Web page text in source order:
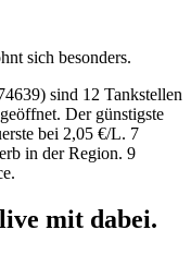
sich besonders.
sind 12 Tankstellen
Der günstigste
bei 2,05 €/L. 7
in der Region. 9
mit dabei.